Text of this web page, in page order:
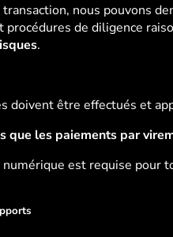
nous pouvons
de diligence
.
doivent être effectués et
que les paiements par
numérique est requise pour